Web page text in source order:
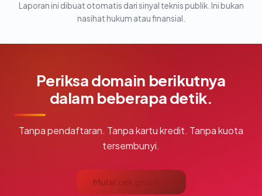
Laporan ini dibuat otomatis dari sinyal teknis publik. Ini bukan
nasihat hukum atau finansial.
Periksa domain berikutnya
dalam beberapa detik.
Tanpa pendaftaran. Tanpa kartu kredit. Tanpa kuota
tersembunyi.
Mulai cek gratis →